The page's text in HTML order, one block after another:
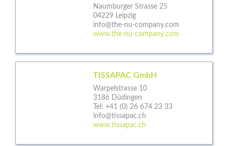
Naumburger Strasse 25
04229 Leipzig
info@the-nu-company.com
www.the-nu-company.com
TISSAPAC GmbH
Warpelstrasse 10
3186 Düdingen
Tel: +41 (0) 26 674 23 33
info@tissapac.ch
www.tissapac.ch